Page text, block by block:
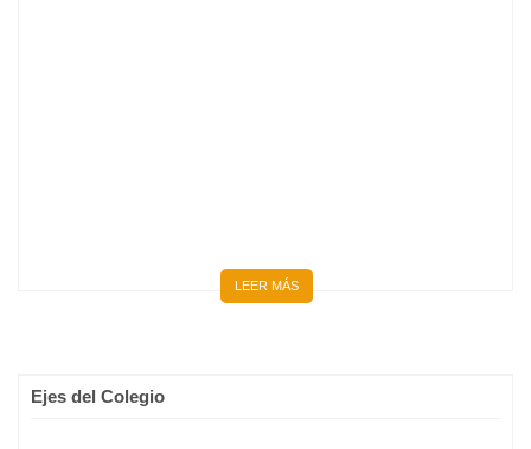
LEER MÁS
Ejes del Colegio